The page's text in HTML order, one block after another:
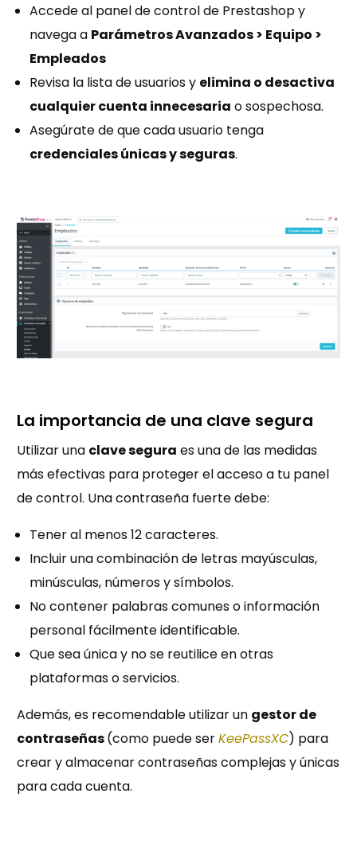
Accede al panel de control de Prestashop y
navega a Parámetros Avanzados > Equipo >
Empleados
Revisa la lista de usuarios y elimina o desactiva
cualquier cuenta innecesaria o sospechosa.
Asegúrate de que cada usuario tenga
credenciales únicas y seguras.
La importancia de una clave segura
Utilizar una clave segura es una de las medidas
más efectivas para proteger el acceso a tu panel
de control. Una contraseña fuerte debe:
Tener al menos 12 caracteres.
Incluir una combinación de letras mayúsculas,
minúsculas, números y símbolos.
No contener palabras comunes o información
personal fácilmente identificable.
Que sea única y no se reutilice en otras
plataformas o servicios.
Además, es recomendable utilizar un gestor de
contraseñas(como puede serKeePassXC) para
crear y almacenar contraseñas complejas y únicas
para cada cuenta.